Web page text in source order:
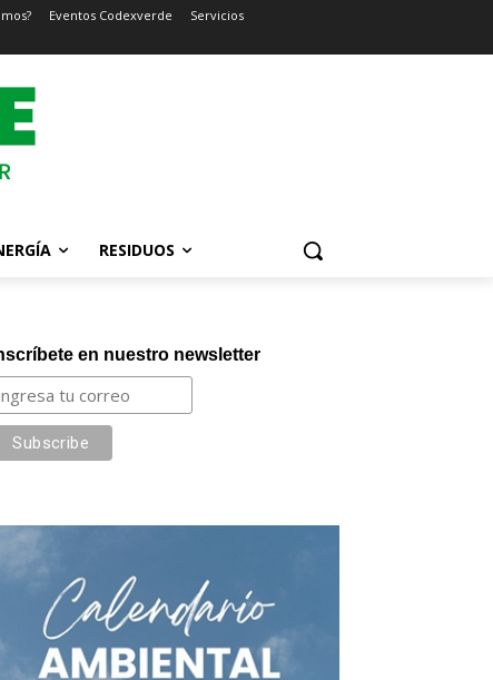
Eventos Codexverde Servicios
RESIDUOS
en nuestro newsletter